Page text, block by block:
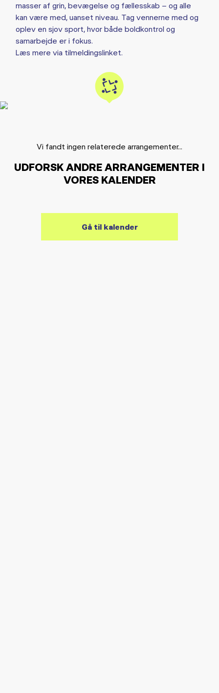
masser af grin, bevægelse og fællesskab – og alle
kan være med, uanset niveau. Tag vennerne med og
oplev en sjov sport, hvor både boldkontrol og
samarbejde er i fokus.
Læs mere via tilmeldingslinket.
Vi fandt ingen relaterede arrangementer...
UDFORSK ANDRE ARRANGEMENTER I
VORES KALENDER
Gå til kalender